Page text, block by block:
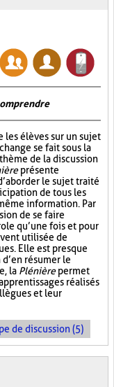
les élèves sur un sujet
se fait sous la
de la discussion
présente
le sujet traité
de tous les
information. Par
de se faire
qu’une fois et pour
utilisée de
Elle est presque
résumer le
la Plénièrepermet
réalisés
et leur
de discussion (5)